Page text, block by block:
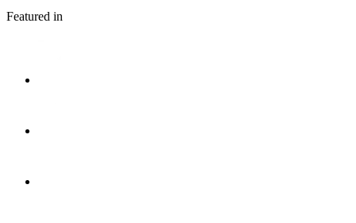
Featured in